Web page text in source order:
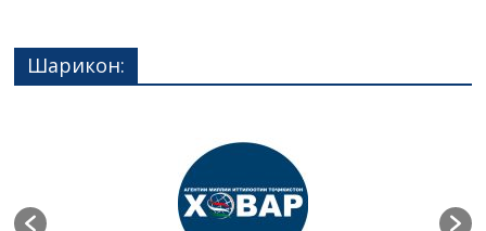
Шарикон: